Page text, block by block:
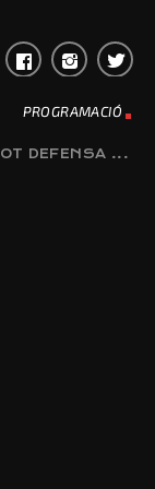
PROGRAMACIÓ
DEFENSA ...